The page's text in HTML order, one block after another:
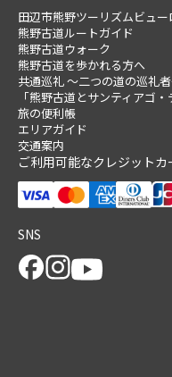
田辺市熊野ツーリズムビュー
熊野古道ルートガイド
熊野古道ウォーク
熊野古道を歩かれる方へ
共通巡礼 ～二つの道の巡礼
「熊野古道とサンティアゴ
旅の便利帳
エリアガイド
交通案内
ご利用可能なクレジットカ
SNS